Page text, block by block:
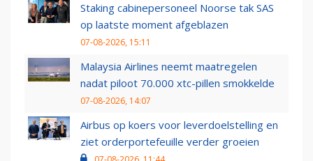
Staking cabinepersoneel Noorse tak SAS
op laatste moment afgeblazen
07-08-2026, 15:11
Malaysia Airlines neemt maatregelen
nadat piloot 70.000 xtc-pillen smokkelde
07-08-2026, 14:07
Airbus op koers voor leverdoelstelling en
ziet orderportefeuille verder groeien